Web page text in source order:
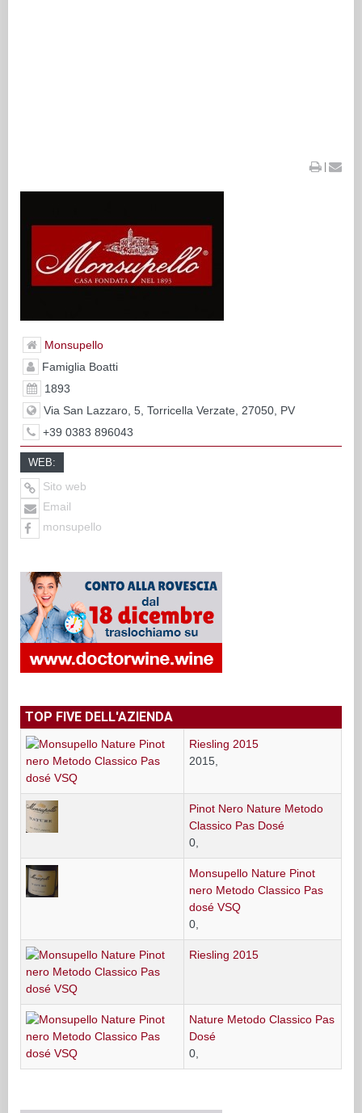
|
Monsupello
Famiglia Boatti
1893
Via San Lazzaro, 5, Torricella Verzate, 27050, PV
+39 0383 896043
WEB:
Sito web
Email
monsupello
TOP FIVE DELL'AZIENDA
Riesling 2015
2015,
Pinot Nero Nature Metodo
Classico Pas Dosé
0,
Monsupello Nature Pinot
nero Metodo Classico Pas
dosé VSQ
0,
Riesling 2015
Nature Metodo Classico Pas
Dosé
0,